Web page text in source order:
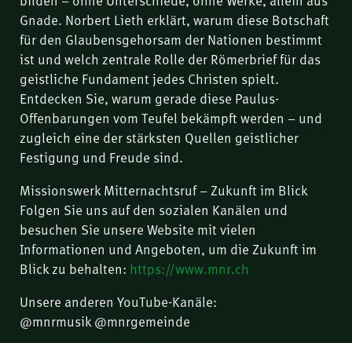
Gnade. Norbert Lieth erklärt, warum diese Botschaft
für den Glaubensgehorsam der Nationen bestimmt
ist und welch zentrale Rolle der Römerbrief für das
geistliche Fundament jedes Christen spielt.
Entdecken Sie, warum gerade diese Paulus-
Offenbarungen vom Teufel bekämpft werden – und
zugleich eine der stärksten Quellen geistlicher
Festigung und Freude sind.
Missionswerk Mitternachtsruf – Zukunft im Blick
Folgen Sie uns auf den sozialen Kanälen und
besuchen Sie unsere Website mit vielen
Informationen und Angeboten, um die Zukunft im
Blick zu behalten: https://www.mnr.ch
Unsere anderen YouTube-Kanäle:
@mnrmusik @mnrgemeinde